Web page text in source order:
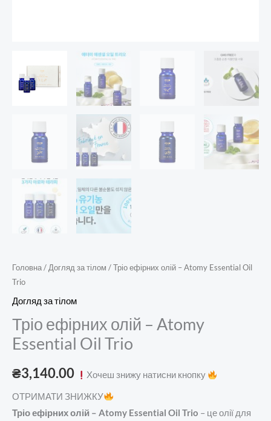
Головна/ Догляд за тілом / Тріо ефірних олій – Atomy Essential Oil
Trio
Догляд за тілом
Тріо ефірних олій – Atomy
Essential Oil Trio
₴3,140.00 Хочеш знижу натисни кнопку
ОТРИМАТИ ЗНИЖКУ
Тріо ефірних олій – Atomy Essential Oil Trio – це олії для